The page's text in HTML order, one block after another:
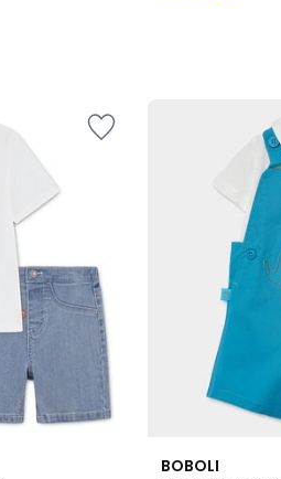
BOBOLI